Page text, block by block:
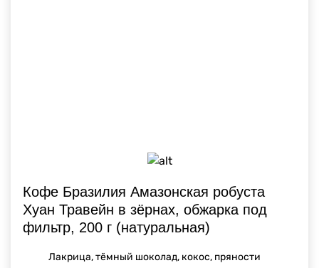
Кофе Бразилия Амазонская робуста
Хуан Травейн в зёрнах, обжарка под
фильтр, 200 г (натуральная)
Лакрица, тёмный шоколад, кокос, пряности